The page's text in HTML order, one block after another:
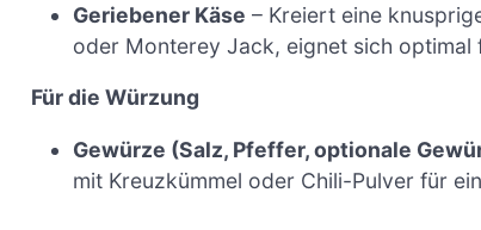
Geriebener Käse – Kreiert eine
oder Monterey Jack, eignet sich
Für die Würzung
Gewürze (Salz, Pfeffer, optionale
mit Kreuzkümmel oder Chili-Pulver für